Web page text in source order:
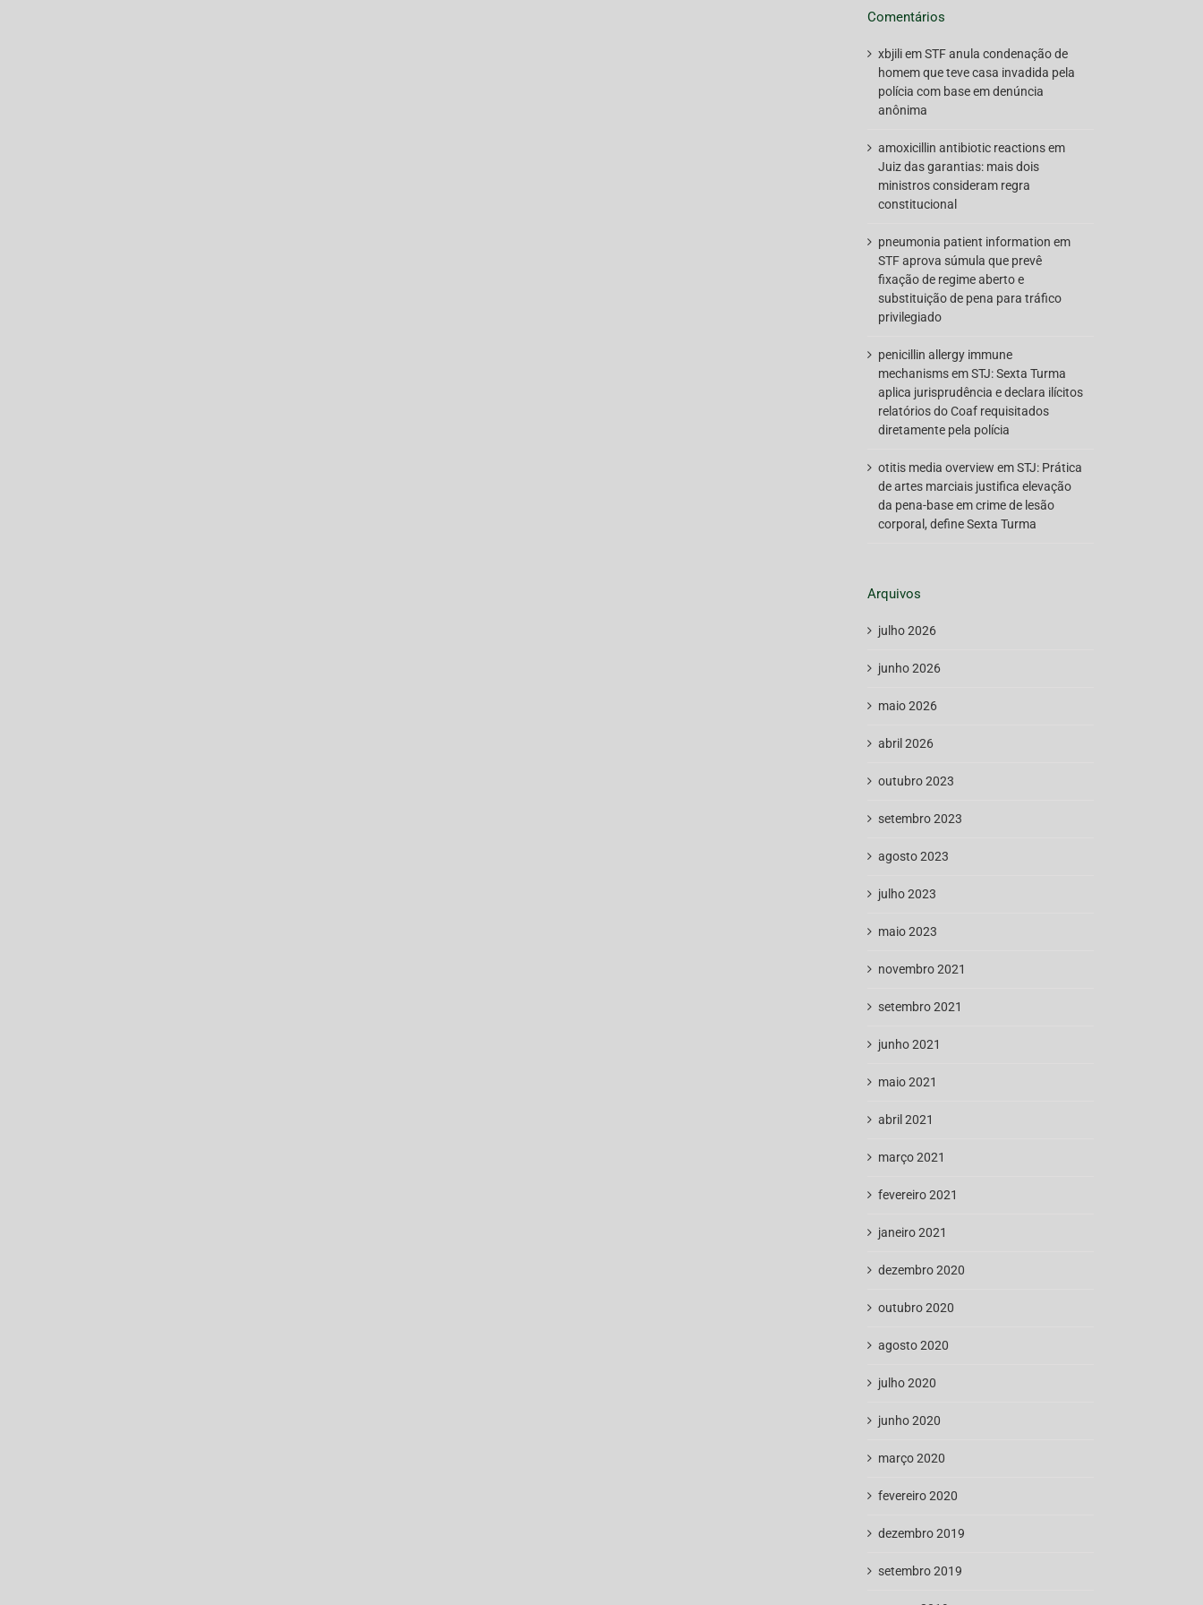
Comentários
xbjiliemSTF anula condenação de
homem que teve casa invadida pela
polícia com base em denúncia
anônima
amoxicillin antibiotic reactionsem
Juiz das garantias: mais dois
ministros consideram regra
constitucional
pneumonia patient information em
STF aprova súmula que prevê
fixação de regime aberto e
substituição de pena para tráfico
privilegiado
penicillin allergy immune
mechanismsemSTJ: Sexta Turma
aplica jurisprudência e declara ilícitos
relatórios do Coaf requisitados
diretamente pela polícia
otitis media overview emSTJ: Prática
de artes marciais justifica elevação
da pena-base em crime de lesão
corporal, define Sexta Turma
Arquivos
julho 2026
junho 2026
maio 2026
abril 2026
outubro 2023
setembro 2023
agosto 2023
julho 2023
maio 2023
novembro 2021
setembro 2021
junho 2021
maio 2021
abril 2021
março 2021
fevereiro 2021
janeiro 2021
dezembro 2020
outubro 2020
agosto 2020
julho 2020
junho 2020
março 2020
fevereiro 2020
dezembro 2019
setembro 2019